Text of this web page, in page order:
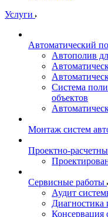
Услуги
Автоматический
Автополив
Система
объектов
Монтаж систем
Проектно-
Сервисные работы
Аудит
Диагностика
Консервация